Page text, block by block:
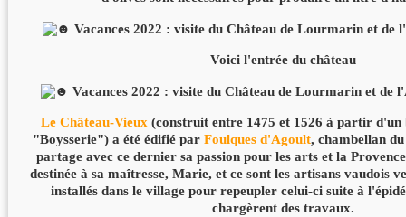
Voici l'entrée du château
Le Château-Vieux (construit entre 1475 et 1526 à partir
"Boysserie") a été édifié par Foulques d'Agoult, chambellan
partage avec ce dernier sa passion pour les arts et la
destinée à sa maîtresse, Marie, et ce sont les artisans vaudois
installés dans le village pour repeupler celui-ci suite à
chargèrent des travaux.